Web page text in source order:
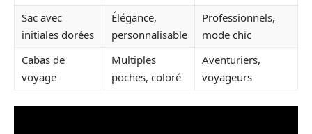
Sac avec
initiales dorées
Élégance,
personnalisable
Professionnels,
mode chic
Cabas de
voyage
Multiples
poches, coloré
Aventuriers,
voyageurs